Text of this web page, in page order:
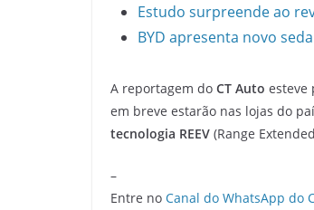
Estudo surpreende ao
BYD apresenta novo
A reportagem do CT Auto esteve
em breve estarão nas lojas do
tecnologia REEV (Range
–
Entre no Canal do WhatsApp do